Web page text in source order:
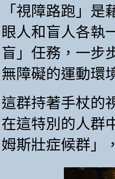
「視障路跑」
眼人和盲人各執
盲」任務，一步
無障礙的運動環
這群持著手杖的
在這特別的人群
姆斯壯症候群」